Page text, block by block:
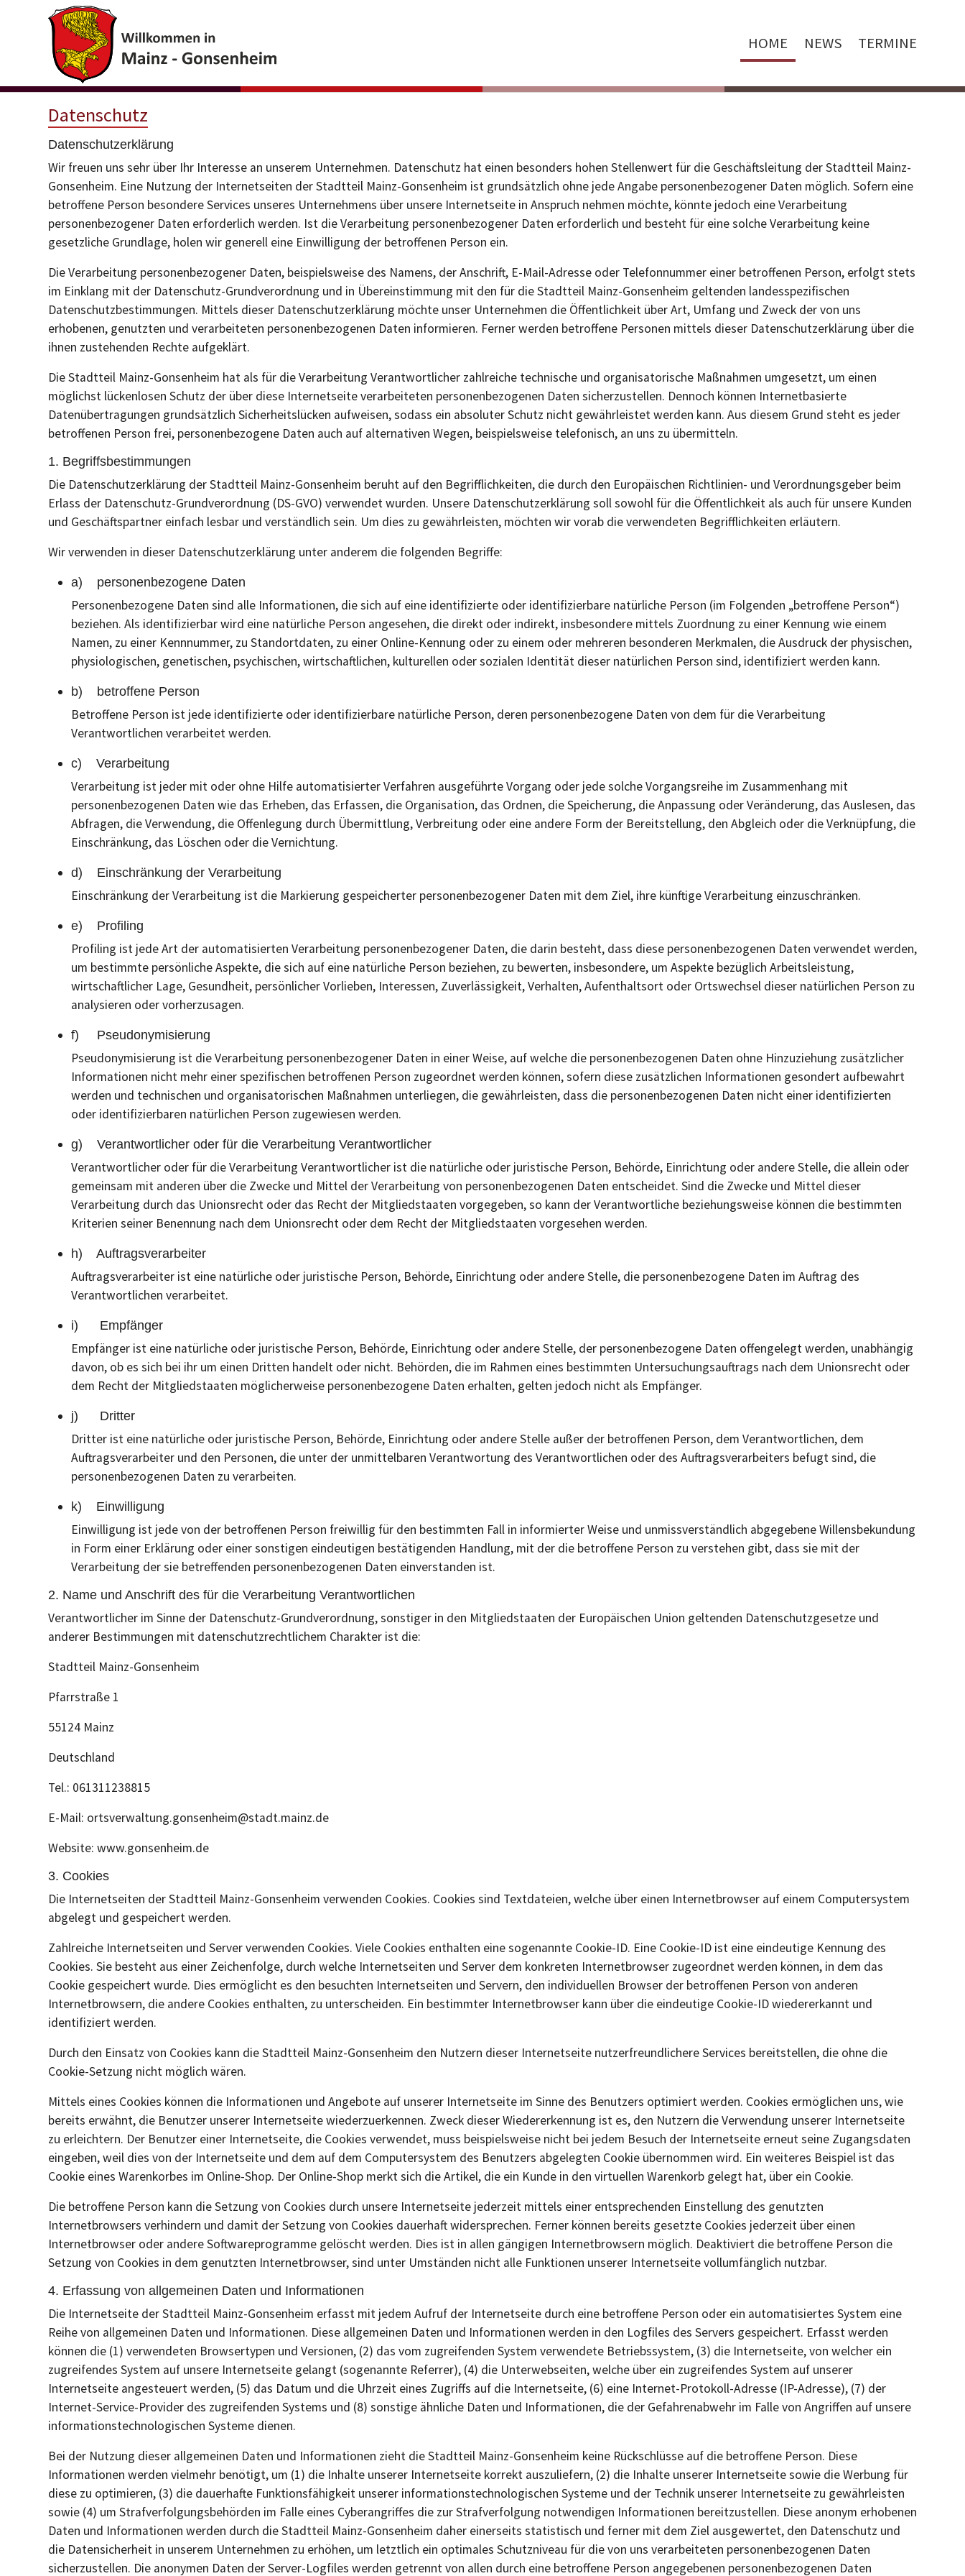
Skip to main content
HOME NEWS TERMINE
Datenschutz
Datenschutzerklärung
Wir freuen uns sehr über Ihr Interesse an unserem Unternehmen. Datenschutz hat einen besonders hohen Stellenwert für die Geschäftsleitung der Stadtteil Mainz-
Gonsenheim. Eine Nutzung der Internetseiten der Stadtteil Mainz-Gonsenheim ist grundsätzlich ohne jede Angabe personenbezogener Daten möglich. Sofern eine
betroffene Person besondere Services unseres Unternehmens über unsere Internetseite in Anspruch nehmen möchte, könnte jedoch eine Verarbeitung
personenbezogener Daten erforderlich werden. Ist die Verarbeitung personenbezogener Daten erforderlich und besteht für eine solche Verarbeitung keine
gesetzliche Grundlage, holen wir generell eine Einwilligung der betroffenen Person ein.
Die Verarbeitung personenbezogener Daten, beispielsweise des Namens, der Anschrift, E-Mail-Adresse oder Telefonnummer einer betroffenen Person, erfolgt stets
im Einklang mit der Datenschutz-Grundverordnung und in Übereinstimmung mit den für die Stadtteil Mainz-Gonsenheim geltenden landesspezifischen
Datenschutzbestimmungen. Mittels dieser Datenschutzerklärung möchte unser Unternehmen die Öffentlichkeit über Art, Umfang und Zweck der von uns
erhobenen, genutzten und verarbeiteten personenbezogenen Daten informieren. Ferner werden betroffene Personen mittels dieser Datenschutzerklärung über die
ihnen zustehenden Rechte aufgeklärt.
Die Stadtteil Mainz-Gonsenheim hat als für die Verarbeitung Verantwortlicher zahlreiche technische und organisatorische Maßnahmen umgesetzt, um einen
möglichst lückenlosen Schutz der über diese Internetseite verarbeiteten personenbezogenen Daten sicherzustellen. Dennoch können Internetbasierte
Datenübertragungen grundsätzlich Sicherheitslücken aufweisen, sodass ein absoluter Schutz nicht gewährleistet werden kann. Aus diesem Grund steht es jeder
betroffenen Person frei, personenbezogene Daten auch auf alternativen Wegen, beispielsweise telefonisch, an uns zu übermitteln.
1. Begriffsbestimmungen
Die Datenschutzerklärung der Stadtteil Mainz-Gonsenheim beruht auf den Begrifflichkeiten, die durch den Europäischen Richtlinien- und Verordnungsgeber beim
Erlass der Datenschutz-Grundverordnung (DS-GVO) verwendet wurden. Unsere Datenschutzerklärung soll sowohl für die Öffentlichkeit als auch für unsere Kunden
und Geschäftspartner einfach lesbar und verständlich sein. Um dies zu gewährleisten, möchten wir vorab die verwendeten Begrifflichkeiten erläutern.
Wir verwenden in dieser Datenschutzerklärung unter anderem die folgenden Begriffe:
a) personenbezogene Daten
Personenbezogene Daten sind alle Informationen, die sich auf eine identifizierte oder identifizierbare natürliche Person (im Folgenden „betroffene Person“)
beziehen. Als identifizierbar wird eine natürliche Person angesehen, die direkt oder indirekt, insbesondere mittels Zuordnung zu einer Kennung wie einem
Namen, zu einer Kennnummer, zu Standortdaten, zu einer Online-Kennung oder zu einem oder mehreren besonderen Merkmalen, die Ausdruck der physischen,
physiologischen, genetischen, psychischen, wirtschaftlichen, kulturellen oder sozialen Identität dieser natürlichen Person sind, identifiziert werden kann.
b) betroffene Person
Betroffene Person ist jede identifizierte oder identifizierbare natürliche Person, deren personenbezogene Daten von dem für die Verarbeitung
Verantwortlichen verarbeitet werden.
c) Verarbeitung
Verarbeitung ist jeder mit oder ohne Hilfe automatisierter Verfahren ausgeführte Vorgang oder jede solche Vorgangsreihe im Zusammenhang mit
personenbezogenen Daten wie das Erheben, das Erfassen, die Organisation, das Ordnen, die Speicherung, die Anpassung oder Veränderung, das Auslesen, das
Abfragen, die Verwendung, die Offenlegung durch Übermittlung, Verbreitung oder eine andere Form der Bereitstellung, den Abgleich oder die Verknüpfung, die
Einschränkung, das Löschen oder die Vernichtung.
d) Einschränkung der Verarbeitung
Einschränkung der Verarbeitung ist die Markierung gespeicherter personenbezogener Daten mit dem Ziel, ihre künftige Verarbeitung einzuschränken.
e) Profiling
Profiling ist jede Art der automatisierten Verarbeitung personenbezogener Daten, die darin besteht, dass diese personenbezogenen Daten verwendet werden,
um bestimmte persönliche Aspekte, die sich auf eine natürliche Person beziehen, zu bewerten, insbesondere, um Aspekte bezüglich Arbeitsleistung,
wirtschaftlicher Lage, Gesundheit, persönlicher Vorlieben, Interessen, Zuverlässigkeit, Verhalten, Aufenthaltsort oder Ortswechsel dieser natürlichen Person zu
analysieren oder vorherzusagen.
f) Pseudonymisierung
Pseudonymisierung ist die Verarbeitung personenbezogener Daten in einer Weise, auf welche die personenbezogenen Daten ohne Hinzuziehung zusätzlicher
Informationen nicht mehr einer spezifischen betroffenen Person zugeordnet werden können, sofern diese zusätzlichen Informationen gesondert aufbewahrt
werden und technischen und organisatorischen Maßnahmen unterliegen, die gewährleisten, dass die personenbezogenen Daten nicht einer identifizierten
oder identifizierbaren natürlichen Person zugewiesen werden.
g) Verantwortlicher oder für die Verarbeitung Verantwortlicher
Verantwortlicher oder für die Verarbeitung Verantwortlicher ist die natürliche oder juristische Person, Behörde, Einrichtung oder andere Stelle, die allein oder
gemeinsam mit anderen über die Zwecke und Mittel der Verarbeitung von personenbezogenen Daten entscheidet. Sind die Zwecke und Mittel dieser
Verarbeitung durch das Unionsrecht oder das Recht der Mitgliedstaaten vorgegeben, so kann der Verantwortliche beziehungsweise können die bestimmten
Kriterien seiner Benennung nach dem Unionsrecht oder dem Recht der Mitgliedstaaten vorgesehen werden.
h) Auftragsverarbeiter
Auftragsverarbeiter ist eine natürliche oder juristische Person, Behörde, Einrichtung oder andere Stelle, die personenbezogene Daten im Auftrag des
Verantwortlichen verarbeitet.
i) Empfänger
Empfänger ist eine natürliche oder juristische Person, Behörde, Einrichtung oder andere Stelle, der personenbezogene Daten offengelegt werden, unabhängig
davon, ob es sich bei ihr um einen Dritten handelt oder nicht. Behörden, die im Rahmen eines bestimmten Untersuchungsauftrags nach dem Unionsrecht oder
dem Recht der Mitgliedstaaten möglicherweise personenbezogene Daten erhalten, gelten jedoch nicht als Empfänger.
j) Dritter
Dritter ist eine natürliche oder juristische Person, Behörde, Einrichtung oder andere Stelle außer der betroffenen Person, dem Verantwortlichen, dem
Auftragsverarbeiter und den Personen, die unter der unmittelbaren Verantwortung des Verantwortlichen oder des Auftragsverarbeiters befugt sind, die
personenbezogenen Daten zu verarbeiten.
k) Einwilligung
Einwilligung ist jede von der betroffenen Person freiwillig für den bestimmten Fall in informierter Weise und unmissverständlich abgegebene Willensbekundung
in Form einer Erklärung oder einer sonstigen eindeutigen bestätigenden Handlung, mit der die betroffene Person zu verstehen gibt, dass sie mit der
Verarbeitung der sie betreffenden personenbezogenen Daten einverstanden ist.
2. Name und Anschrift des für die Verarbeitung Verantwortlichen
Verantwortlicher im Sinne der Datenschutz-Grundverordnung, sonstiger in den Mitgliedstaaten der Europäischen Union geltenden Datenschutzgesetze und
anderer Bestimmungen mit datenschutzrechtlichem Charakter ist die:
Stadtteil Mainz-Gonsenheim
Pfarrstraße 1
55124 Mainz
Deutschland
Tel.: 061311238815
E-Mail: ortsverwaltung.gonsenheim@stadt.mainz.de
Website: www.gonsenheim.de
3. Cookies
Die Internetseiten der Stadtteil Mainz-Gonsenheim verwenden Cookies. Cookies sind Textdateien, welche über einen Internetbrowser auf einem Computersystem
abgelegt und gespeichert werden.
Zahlreiche Internetseiten und Server verwenden Cookies. Viele Cookies enthalten eine sogenannte Cookie-ID. Eine Cookie-ID ist eine eindeutige Kennung des
Cookies. Sie besteht aus einer Zeichenfolge, durch welche Internetseiten und Server dem konkreten Internetbrowser zugeordnet werden können, in dem das
Cookie gespeichert wurde. Dies ermöglicht es den besuchten Internetseiten und Servern, den individuellen Browser der betroffenen Person von anderen
Internetbrowsern, die andere Cookies enthalten, zu unterscheiden. Ein bestimmter Internetbrowser kann über die eindeutige Cookie-ID wiedererkannt und
identifiziert werden.
Durch den Einsatz von Cookies kann die Stadtteil Mainz-Gonsenheim den Nutzern dieser Internetseite nutzerfreundlichere Services bereitstellen, die ohne die
Cookie-Setzung nicht möglich wären.
Mittels eines Cookies können die Informationen und Angebote auf unserer Internetseite im Sinne des Benutzers optimiert werden. Cookies ermöglichen uns, wie
bereits erwähnt, die Benutzer unserer Internetseite wiederzuerkennen. Zweck dieser Wiedererkennung ist es, den Nutzern die Verwendung unserer Internetseite
zu erleichtern. Der Benutzer einer Internetseite, die Cookies verwendet, muss beispielsweise nicht bei jedem Besuch der Internetseite erneut seine Zugangsdaten
eingeben, weil dies von der Internetseite und dem auf dem Computersystem des Benutzers abgelegten Cookie übernommen wird. Ein weiteres Beispiel ist das
Cookie eines Warenkorbes im Online-Shop. Der Online-Shop merkt sich die Artikel, die ein Kunde in den virtuellen Warenkorb gelegt hat, über ein Cookie.
Die betroffene Person kann die Setzung von Cookies durch unsere Internetseite jederzeit mittels einer entsprechenden Einstellung des genutzten
Internetbrowsers verhindern und damit der Setzung von Cookies dauerhaft widersprechen. Ferner können bereits gesetzte Cookies jederzeit über einen
Internetbrowser oder andere Softwareprogramme gelöscht werden. Dies ist in allen gängigen Internetbrowsern möglich. Deaktiviert die betroffene Person die
Setzung von Cookies in dem genutzten Internetbrowser, sind unter Umständen nicht alle Funktionen unserer Internetseite vollumfänglich nutzbar.
4. Erfassung von allgemeinen Daten und Informationen
Die Internetseite der Stadtteil Mainz-Gonsenheim erfasst mit jedem Aufruf der Internetseite durch eine betroffene Person oder ein automatisiertes System eine
Reihe von allgemeinen Daten und Informationen. Diese allgemeinen Daten und Informationen werden in den Logfiles des Servers gespeichert. Erfasst werden
können die (1) verwendeten Browsertypen und Versionen, (2) das vom zugreifenden System verwendete Betriebssystem, (3) die Internetseite, von welcher ein
zugreifendes System auf unsere Internetseite gelangt (sogenannte Referrer), (4) die Unterwebseiten, welche über ein zugreifendes System auf unserer
Internetseite angesteuert werden, (5) das Datum und die Uhrzeit eines Zugriffs auf die Internetseite, (6) eine Internet-Protokoll-Adresse (IP-Adresse), (7) der
Internet-Service-Provider des zugreifenden Systems und (8) sonstige ähnliche Daten und Informationen, die der Gefahrenabwehr im Falle von Angriffen auf unsere
informationstechnologischen Systeme dienen.
Bei der Nutzung dieser allgemeinen Daten und Informationen zieht die Stadtteil Mainz-Gonsenheim keine Rückschlüsse auf die betroffene Person. Diese
Informationen werden vielmehr benötigt, um (1) die Inhalte unserer Internetseite korrekt auszuliefern, (2) die Inhalte unserer Internetseite sowie die Werbung für
diese zu optimieren, (3) die dauerhafte Funktionsfähigkeit unserer informationstechnologischen Systeme und der Technik unserer Internetseite zu gewährleisten
sowie (4) um Strafverfolgungsbehörden im Falle eines Cyberangriffes die zur Strafverfolgung notwendigen Informationen bereitzustellen. Diese anonym erhobenen
Daten und Informationen werden durch die Stadtteil Mainz-Gonsenheim daher einerseits statistisch und ferner mit dem Ziel ausgewertet, den Datenschutz und
die Datensicherheit in unserem Unternehmen zu erhöhen, um letztlich ein optimales Schutzniveau für die von uns verarbeiteten personenbezogenen Daten
sicherzustellen. Die anonymen Daten der Server-Logfiles werden getrennt von allen durch eine betroffene Person angegebenen personenbezogenen Daten